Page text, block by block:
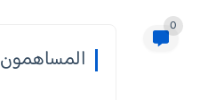
0
المساهمون